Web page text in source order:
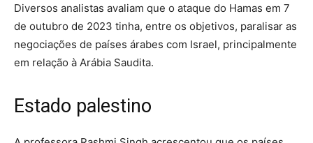
Diversos analistas avaliam que o ataque do Hamas em 7
de outubro de 2023 tinha, entre os objetivos, paralisar as
negociações de países árabes com Israel, principalmente
em relação à Arábia Saudita.
Estado palestino